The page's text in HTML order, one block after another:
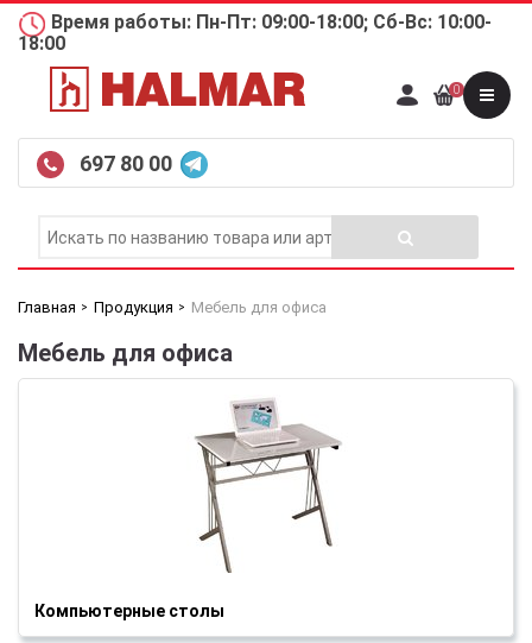
Время работы: Пн-Пт: 09:00-18:00; Сб-Вс: 10:00-
18:00
697 80 00
0
Главная Продукция Мебель для офиса
Мебель для офиса
Компьютерные столы